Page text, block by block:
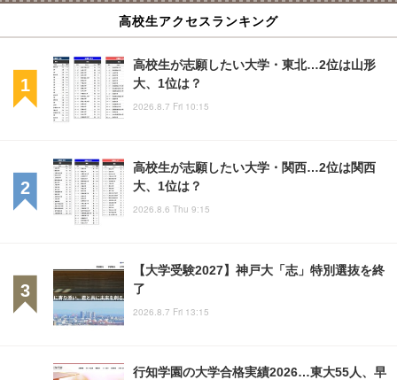
高校生アクセスランキング
高校生が志願したい大学・東北…2位は山形
大、1位は？
2026.8.7 Fri 10:15
高校生が志願したい大学・関西…2位は関西
大、1位は？
2026.8.6 Thu 9:15
【大学受験2027】神戸大「志」特別選抜を終
了
2026.8.7 Fri 13:15
行知学園の大学合格実績2026…東大55人、早